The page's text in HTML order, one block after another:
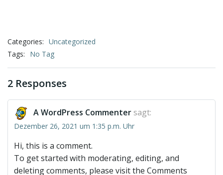
Categories: Uncategorized
Tags:
No Tag
2 Responses
A WordPress Commenter sagt:
Dezember 26, 2021 um 1:35 p.m. Uhr
Hi, this is a comment.
To get started with moderating, editing, and
deleting comments, please visit the Comments